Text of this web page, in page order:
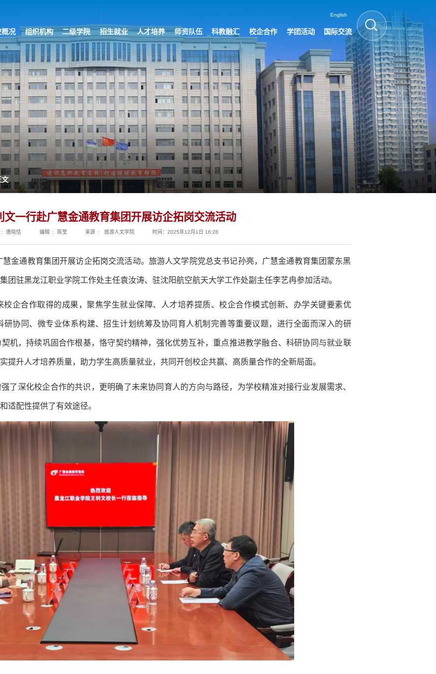
English
概况 组织机构 二级学院 招生就业 人才培养 师资队伍 科教融汇 校企合作 学团活动 国际交流
文
文一行赴广慧金通教育集团开展访企拓岗交流活动
: 唐晓恬 编辑 : 陈莹 来源 : 旅游人文学院 时间：2025年12月1日 16:26
金通教育集团开展访企拓岗交流活动。旅游人文学院党总支书记孙亮，广慧金通教育集团蒙东黑
团驻黑龙江职业学院工作处主任袁汝涛、驻沈阳航空航天大学工作处副主任李艺冉参加活动。
企合作取得的成果，聚焦学生就业保障、人才培养提质、校企合作模式创新、办学关键要素优
协同、微专业体系构建、招生计划统筹及协同育人机制完善等重要议题，进行全面而深入的研
机，持续巩固合作根基，恪守契约精神，强化优势互补，重点推进教学融合、科研协同与就业联
提升人才培养质量，助力学生高质量就业，共同开创校企共赢、高质量合作的全新局面。
了深化校企合作的共识，更明确了未来协同育人的方向与路径，为学校精准对接行业发展需求、
适配性提供了有效途径。